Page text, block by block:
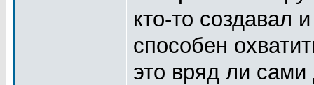
кто-то создавал
способен
это вряд ли